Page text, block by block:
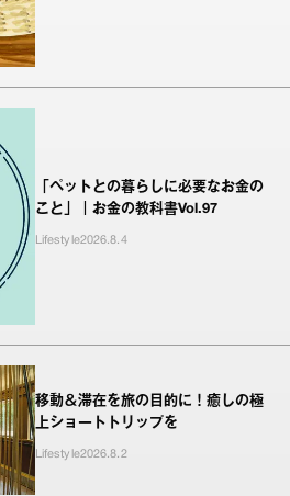
「ペットとの暮らしに必要なお金の
こと」｜お金の教科書Vol.97
Lifestyle2026.8.4
移動＆滞在を旅の目的に！癒しの極
上ショートトリップを
Lifestyle2026.8.2